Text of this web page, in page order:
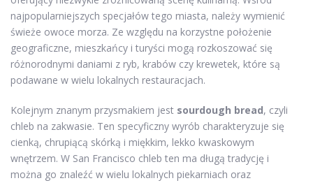
najpopularniejszych specjałów tego miasta, należy wymienić
świeże owoce morza. Ze względu na korzystne położenie
geograficzne, mieszkańcy i turyści mogą rozkoszować się
różnorodnymi daniami z ryb, krabów czy krewetek, które są
podawane w wielu lokalnych restauracjach.
Kolejnym znanym przysmakiem jest sourdough bread, czyli
chleb na zakwasie. Ten specyficzny wyrób charakteryzuje się
cienką, chrupiącą skórką i miękkim, lekko kwaskowym
wnętrzem. W San Francisco chleb ten ma długą tradycję i
można go znaleźć w wielu lokalnych piekarniach oraz